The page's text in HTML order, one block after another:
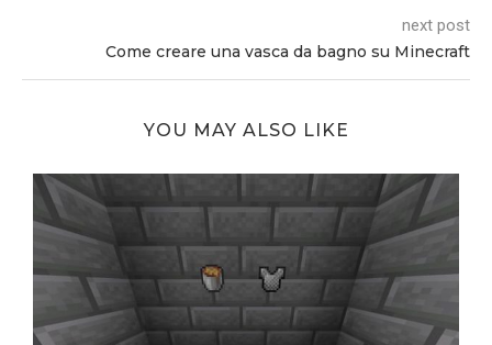
next post
Come creare una vasca da bagno su Minecraft
YOU MAY ALSO LIKE